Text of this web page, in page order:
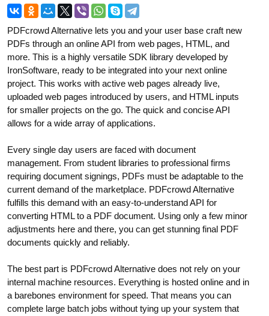
PDFcrowd Alternative lets you and your user base craft new
PDFs through an online API from web pages, HTML, and
more. This is a highly versatile SDK library developed by
IronSoftware, ready to be integrated into your next online
project. This works with active web pages already live,
uploaded web pages introduced by users, and HTML inputs
for smaller projects on the go. The quick and concise API
allows for a wide array of applications.
Every single day users are faced with document
management. From student libraries to professional firms
requiring document signings, PDFs must be adaptable to the
current demand of the marketplace. PDFcrowd Alternative
fulfills this demand with an easy-to-understand API for
converting HTML to a PDF document. Using only a few minor
adjustments here and there, you can get stunning final PDF
documents quickly and reliably.
The best part is PDFcrowd Alternative does not rely on your
internal machine resources. Everything is hosted online and in
a barebones environment for speed. That means you can
complete large batch jobs without tying up your system that